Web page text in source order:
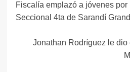
de
Fiscalía emplazó a jóvenes por
Seccional 4ta de Sarandí
Jonathan Rodríguez le dio